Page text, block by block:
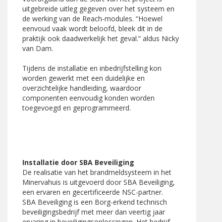
uitgebreide uitleg gegeven over het systeem en
de werking van de Reach-modules. “Hoewel
eenvoud vaak wordt beloofd, bleek dit in de
praktijk ook daadwerkelijk het geval.” aldus Nicky
van Dam.
Tijdens de installatie en inbedrijfstelling kon
worden gewerkt met een duidelijke en
overzichtelijke handleiding, waardoor
componenten eenvoudig konden worden
toegevoegd en geprogrammeerd.
Installatie door SBA Beveiliging
De realisatie van het brandmeldsysteem in het
Minervahuis is uitgevoerd door SBA Beveiliging,
een ervaren en gecertificeerde NSC-partner.
SBA Beveiliging is een Borg-erkend technisch
beveiligingsbedrijf met meer dan veertig jaar